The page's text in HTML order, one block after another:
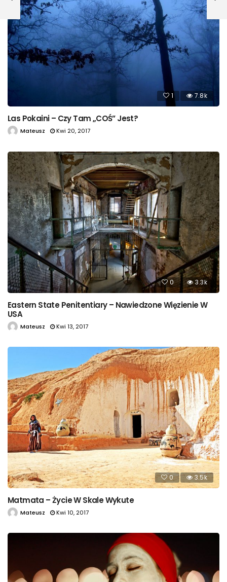
1 7.8k
Las Pokaini – Czy Tam „COŚ” Jest?
Mateusz Kwi 20, 2017
0 3.3k
Eastern State Penitentiary – Nawiedzone Więzienie W
USA
Mateusz Kwi 13, 2017
0 3.5k
Matmata – Życie W Skale Wykute
Mateusz Kwi 10, 2017